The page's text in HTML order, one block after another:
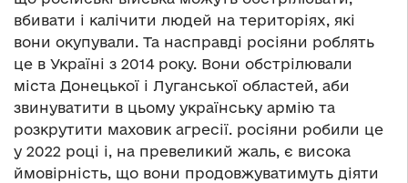
вбивати і калічити людей на територіях, які
вони окупували. Та насправді росіяни роблять
це в Україні з 2014 року. Вони обстрілювали
міста Донецької і Луганської областей, аби
звинуватити в цьому українську армію та
розкрутити маховик агресії. росіяни робили це
у 2022 році і, на превеликий жаль, є висока
ймовірність, що вони продовжуватимуть діяти